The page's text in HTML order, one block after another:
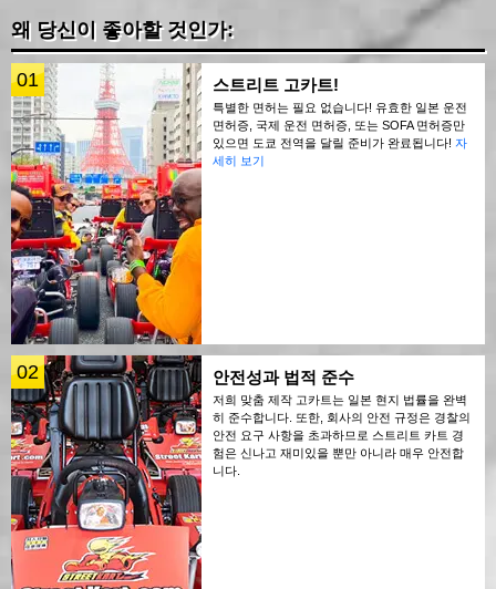
왜 당신이 좋아할 것인가:
01 스트리트 고카트!
특별한 면허는 필요 없습니다! 유효한 일본 운전
면허증, 국제 운전 면허증, 또는 SOFA 면허증만
있으면 도쿄 전역을 달릴 준비가 완료됩니다! 자
세히 보기
02 안전성과 법적 준수
저희 맞춤 제작 고카트는 일본 현지 법률을 완벽
히 준수합니다. 또한, 회사의 안전 규정은 경찰의
안전 요구 사항을 초과하므로 스트리트 카트 경
험은 신나고 재미있을 뿐만 아니라 매우 안전합
니다.